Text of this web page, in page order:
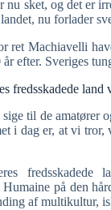
nu sket, og det er
nu forlader
ret Machiavelli
efter. Sveriges
fredsskadede
til de amatører
i dag er, at vi
på den
af multikultur,